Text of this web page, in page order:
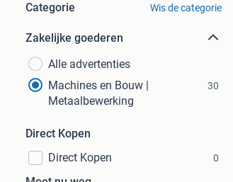
Categorie Wis de categorie
Zakelijke goederen
Alle advertenties
Machines en Bouw |
Metaalbewerking
30
Direct Kopen
Direct Kopen
0